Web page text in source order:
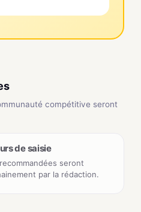
compétitive seront
de saisie
seront
par la rédaction.